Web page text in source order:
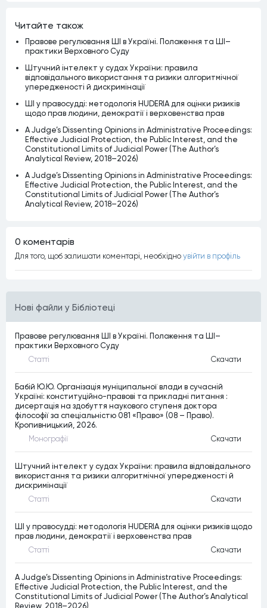
Нові файли у Бібліотеці
Правове регулювання ШІ в Україні. Положення та ШІ–
практики Верховного Суду
Статтi Скачати
Бабій Ю.Ю. Організація муніципальної влади в сучасній
Україні: конституційно-правові та прикладні питання :
дисертація на здобуття наукового ступеня доктора
філософії за спеціальністю 081 «Право» (08 – Право).
Кропивницький, 2026.
Монографiї Скачати
Штучний інтелект у судах України: правила відповідального
використання та ризики алгоритмічної упередженості й
дискримінації
Статтi Скачати
ШІ у правосудді: методологія HUDERIA для оцінки ризиків щодо
прав людини, демократії і верховенства прав
Статтi Скачати
A Judge’s Dissenting Opinions in Administrative Proceedings:
Effective Judicial Protection, the Public Interest, and the
Constitutional Limits of Judicial Power (The Author’s Analytical
Review, 2018–2026)
Читайте також
Правове регулювання ШІ в Україні. Положення та ШІ–
практики Верховного Суду
Штучний інтелект у судах України: правила
відповідального використання та ризики алгоритмічної
упередженості й дискримінації
ШІ у правосудді: методологія HUDERIA для оцінки ризиків
щодо прав людини, демократії і верховенства прав
A Judge’s Dissenting Opinions in Administrative Proceedings:
Effective Judicial Protection, the Public Interest, and the
Constitutional Limits of Judicial Power (The Author’s
Analytical Review, 2018–2026)
A Judge’s Dissenting Opinions in Administrative Proceedings:
Effective Judicial Protection, the Public Interest, and the
Constitutional Limits of Judicial Power (The Author’s
Analytical Review, 2018–2026)
0 коментарiв
Для того, щоб залишати коментарi, необхiдно увiйти в профiль